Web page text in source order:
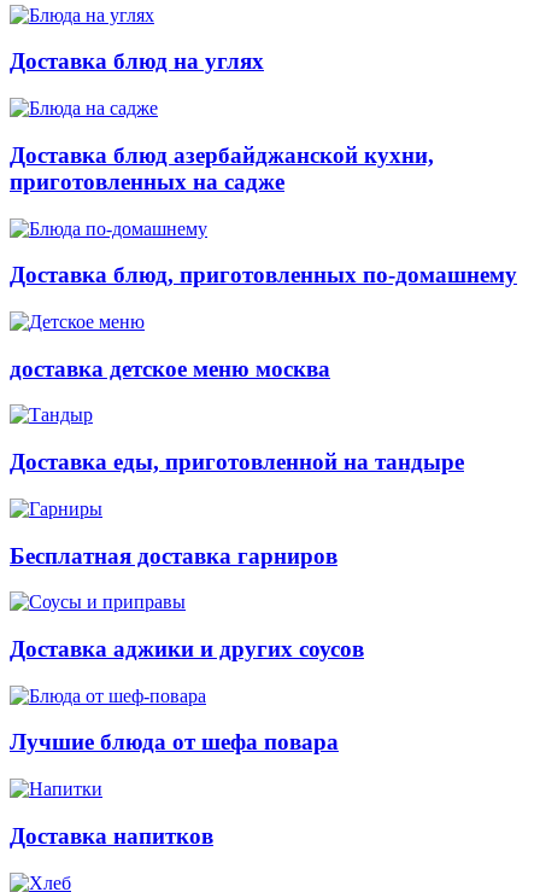
Доставка блюд на углях
Доставка блюд азербайджанской кухни,
приготовленных на садже
Доставка блюд, приготовленных по-домашнему
доставка детское меню москва
Доставка еды, приготовленной на тандыре
Бесплатная доставка гарниров
Доставка аджики и других соусов
Лучшие блюда от шефа повара
Доставка напитков